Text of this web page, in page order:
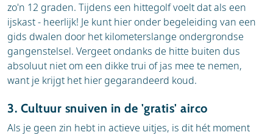
zo'n 12 graden. Tijdens een hittegolf voelt dat als een
ijskast - heerlijk! Je kunt hier onder begeleiding van een
gids dwalen door het kilometerslange ondergrondse
gangenstelsel. Vergeet ondanks de hitte buiten dus
absoluut niet om een dikke trui of jas mee te nemen,
want je krijgt het hier gegarandeerd koud.
3. Cultuur snuiven in de 'gratis' airco
Als je geen zin hebt in actieve uitjes, is dit hét moment